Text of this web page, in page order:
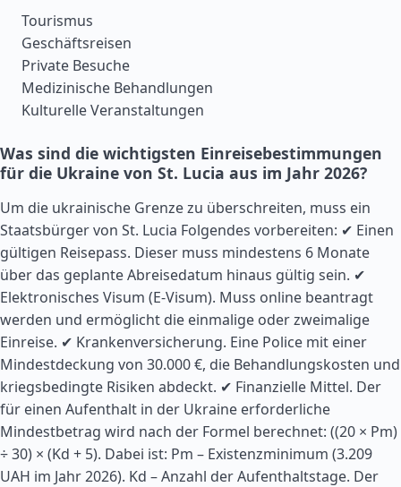
Tourismus
Geschäftsreisen
Private Besuche
Medizinische Behandlungen
Kulturelle Veranstaltungen
Was sind die wichtigsten Einreisebestimmungen
für die Ukraine von St. Lucia aus im Jahr 2026?
Um die ukrainische Grenze zu überschreiten, muss ein
Staatsbürger von St. Lucia Folgendes vorbereiten: ✔ Einen
gültigen Reisepass. Dieser muss mindestens 6 Monate
über das geplante Abreisedatum hinaus gültig sein. ✔
Elektronisches Visum (E-Visum). Muss online beantragt
werden und ermöglicht die einmalige oder zweimalige
Einreise. ✔ Krankenversicherung. Eine Police mit einer
Mindestdeckung von 30.000 €, die Behandlungskosten und
kriegsbedingte Risiken abdeckt. ✔ Finanzielle Mittel. Der
für einen Aufenthalt in der Ukraine erforderliche
Mindestbetrag wird nach der Formel berechnet: ((20 × Pm)
÷ 30) × (Kd + 5). Dabei ist: Pm – Existenzminimum (3.209
UAH im Jahr 2026). Kd – Anzahl der Aufenthaltstage. Der